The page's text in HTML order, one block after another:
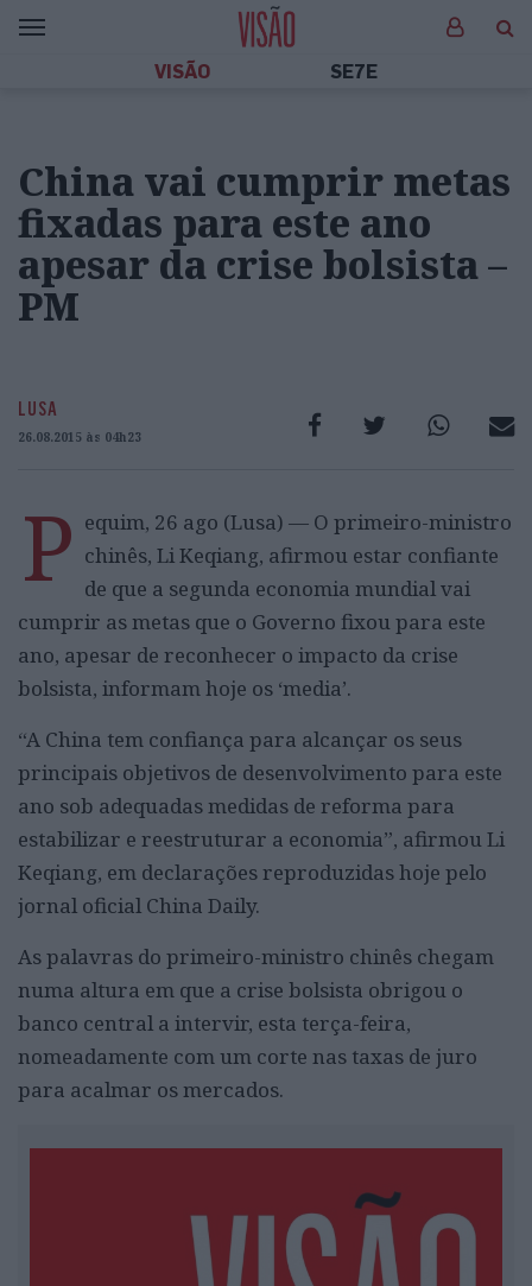
VISÃO SE7E
China vai cumprir metas
fixadas para este ano
apesar da crise bolsista –
PM
LUSA
26.08.2015 às 04h23
P equim, 26 ago (Lusa) — O primeiro-ministro
chinês, Li Keqiang, afirmou estar confiante
de que a segunda economia mundial vai
cumprir as metas que o Governo fixou para este
ano, apesar de reconhecer o impacto da crise
bolsista, informam hoje os ‘media’.
“A China tem confiança para alcançar os seus
principais objetivos de desenvolvimento para este
ano sob adequadas medidas de reforma para
estabilizar e reestruturar a economia”, afirmou Li
Keqiang, em declarações reproduzidas hoje pelo
jornal oficial China Daily.
As palavras do primeiro-ministro chinês chegam
numa altura em que a crise bolsista obrigou o
banco central a intervir, esta terça-feira,
nomeadamente com um corte nas taxas de juro
para acalmar os mercados.